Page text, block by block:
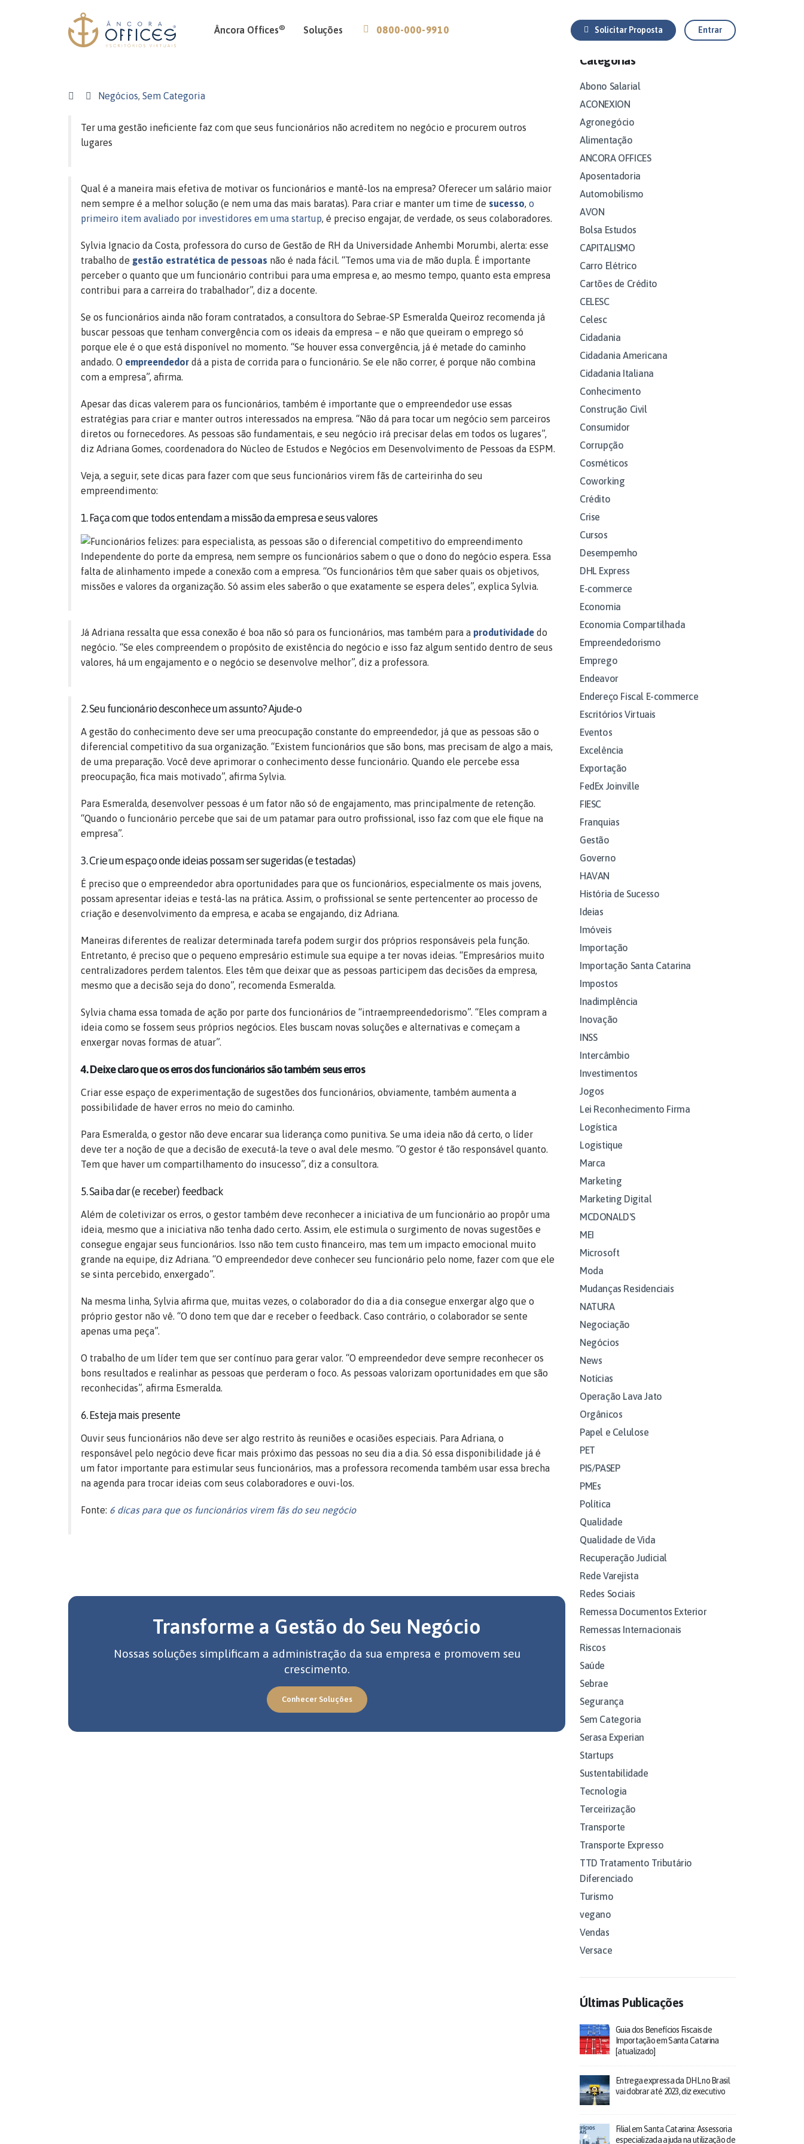
Âncora Offices® Soluções 0800-000-9910 Solicitar Proposta Entrar
Negócios, Sem Categoria
Ter uma gestão ineficiente faz com que seus funcionários não acreditem no negócio e procurem outros
lugares
Qual é a maneira mais efetiva de motivar os funcionários e mantê-los na empresa? Oferecer um salário maior
nem sempre é a melhor solução (e nem uma das mais baratas). Para criar e manter um time de sucesso, o
primeiro item avaliado por investidores em uma startup, é preciso engajar, de verdade, os seus colaboradores.
Sylvia Ignacio da Costa, professora do curso de Gestão de RH da Universidade Anhembi Morumbi, alerta: esse
trabalho de gestão estratética de pessoas não é nada fácil. “Temos uma via de mão dupla. É importante
perceber o quanto que um funcionário contribui para uma empresa e, ao mesmo tempo, quanto esta empresa
contribui para a carreira do trabalhador”, diz a docente.
Se os funcionários ainda não foram contratados, a consultora do Sebrae-SP Esmeralda Queiroz recomenda já
buscar pessoas que tenham convergência com os ideais da empresa – e não que queiram o emprego só
porque ele é o que está disponível no momento. “Se houver essa convergência, já é metade do caminho
andado. O empreendedor dá a pista de corrida para o funcionário. Se ele não correr, é porque não combina
com a empresa”, afirma.
Apesar das dicas valerem para os funcionários, também é importante que o empreendedor use essas
estratégias para criar e manter outros interessados na empresa. “Não dá para tocar um negócio sem parceiros
diretos ou fornecedores. As pessoas são fundamentais, e seu negócio irá precisar delas em todos os lugares”,
diz Adriana Gomes, coordenadora do Núcleo de Estudos e Negócios em Desenvolvimento de Pessoas da ESPM.
Veja, a seguir, sete dicas para fazer com que seus funcionários virem fãs de carteirinha do seu
empreendimento:
1. Faça com que todos entendam a missão da empresa e seus valores
Independente do porte da empresa, nem sempre os funcionários sabem o que o dono do negócio espera. Essa
falta de alinhamento impede a conexão com a empresa. “Os funcionários têm que saber quais os objetivos,
missões e valores da organização. Só assim eles saberão o que exatamente se espera deles”, explica Sylvia.
Já Adriana ressalta que essa conexão é boa não só para os funcionários, mas também para a produtividade do
negócio. “Se eles compreendem o propósito de existência do negócio e isso faz algum sentido dentro de seus
valores, há um engajamento e o negócio se desenvolve melhor”, diz a professora.
2. Seu funcionário desconhece um assunto? Ajude-o
A gestão do conhecimento deve ser uma preocupação constante do empreendedor, já que as pessoas são o
diferencial competitivo da sua organização. “Existem funcionários que são bons, mas precisam de algo a mais,
de uma preparação. Você deve aprimorar o conhecimento desse funcionário. Quando ele percebe essa
preocupação, fica mais motivado”, afirma Sylvia.
Para Esmeralda, desenvolver pessoas é um fator não só de engajamento, mas principalmente de retenção.
“Quando o funcionário percebe que sai de um patamar para outro profissional, isso faz com que ele fique na
empresa”.
3. Crie um espaço onde ideias possam ser sugeridas (e testadas)
É preciso que o empreendedor abra oportunidades para que os funcionários, especialmente os mais jovens,
possam apresentar ideias e testá-las na prática. Assim, o profissional se sente pertencenter ao processo de
criação e desenvolvimento da empresa, e acaba se engajando, diz Adriana.
Maneiras diferentes de realizar determinada tarefa podem surgir dos próprios responsáveis pela função.
Entretanto, é preciso que o pequeno empresário estimule sua equipe a ter novas ideias. “Empresários muito
centralizadores perdem talentos. Eles têm que deixar que as pessoas participem das decisões da empresa,
mesmo que a decisão seja do dono”, recomenda Esmeralda.
Sylvia chama essa tomada de ação por parte dos funcionários de “intraempreendedorismo”. “Eles compram a
ideia como se fossem seus próprios negócios. Eles buscam novas soluções e alternativas e começam a
enxergar novas formas de atuar”.
4. Deixe claro que os erros dos funcionários são também seus erros
Criar esse espaço de experimentação de sugestões dos funcionários, obviamente, também aumenta a
possibilidade de haver erros no meio do caminho.
Para Esmeralda, o gestor não deve encarar sua liderança como punitiva. Se uma ideia não dá certo, o líder
deve ter a noção de que a decisão de executá-la teve o aval dele mesmo. “O gestor é tão responsável quanto.
Tem que haver um compartilhamento do insucesso”, diz a consultora.
5. Saiba dar (e receber) feedback
Além de coletivizar os erros, o gestor também deve reconhecer a iniciativa de um funcionário ao propôr uma
ideia, mesmo que a iniciativa não tenha dado certo. Assim, ele estimula o surgimento de novas sugestões e
consegue engajar seus funcionários. Isso não tem custo financeiro, mas tem um impacto emocional muito
grande na equipe, diz Adriana. “O empreendedor deve conhecer seu funcionário pelo nome, fazer com que ele
se sinta percebido, enxergado”.
Na mesma linha, Sylvia afirma que, muitas vezes, o colaborador do dia a dia consegue enxergar algo que o
próprio gestor não vê. “O dono tem que dar e receber o feedback. Caso contrário, o colaborador se sente
apenas uma peça”.
O trabalho de um líder tem que ser contínuo para gerar valor. “O empreendedor deve sempre reconhecer os
bons resultados e realinhar as pessoas que perderam o foco. As pessoas valorizam oportunidades em que são
reconhecidas”, afirma Esmeralda.
6. Esteja mais presente
Ouvir seus funcionários não deve ser algo restrito às reuniões e ocasiões especiais. Para Adriana, o
responsável pelo negócio deve ficar mais próximo das pessoas no seu dia a dia. Só essa disponibilidade já é
um fator importante para estimular seus funcionários, mas a professora recomenda também usar essa brecha
na agenda para trocar ideias com seus colaboradores e ouvi-los.
Fonte: 6 dicas para que os funcionários virem fãs do seu negócio
Transforme a Gestão do Seu Negócio
Nossas soluções simplificam a administração da sua empresa e promovem seu
crescimento.
Conhecer Soluções
Categorias
Abono Salarial
ACONEXION
Agronegócio
Alimentação
ANCORA OFFICES
Aposentadoria
Automobilismo
AVON
Bolsa Estudos
CAPITALISMO
Carro Elétrico
Cartões de Crédito
CELESC
Celesc
Cidadania
Cidadania Americana
Cidadania Italiana
Conhecimento
Construção Civil
Consumidor
Corrupção
Cosméticos
Coworking
Crédito
Crise
Cursos
Desempemho
DHL Express
E-commerce
Economia
Economia Compartilhada
Empreendedorismo
Emprego
Endeavor
Endereço Fiscal E-commerce
Escritórios Virtuais
Eventos
Excelência
Exportação
FedEx Joinville
FIESC
Franquias
Gestão
Governo
HAVAN
História de Sucesso
Ideias
Imóveis
Importação
Importação Santa Catarina
Impostos
Inadimplência
Inovação
INSS
Intercâmbio
Investimentos
Jogos
Lei Reconhecimento Firma
Logística
Logistique
Marca
Marketing
Marketing Digital
MCDONALD'S
MEI
Microsoft
Moda
Mudanças Residenciais
NATURA
Negociação
Negócios
News
Notícias
Operação Lava Jato
Orgânicos
Papel e Celulose
PET
PIS/PASEP
PMEs
Política
Qualidade
Qualidade de Vida
Recuperação Judicial
Rede Varejista
Redes Sociais
Remessa Documentos Exterior
Remessas Internacionais
Riscos
Saúde
Sebrae
Segurança
Sem Categoria
Serasa Experian
Startups
Sustentabilidade
Tecnologia
Terceirização
Transporte
Transporte Expresso
TTD Tratamento Tributário
Diferenciado
Turismo
vegano
Vendas
Versace
Últimas Publicações
Guia dos Benefícios Fiscais de
Importação em Santa Catarina
[atualizado]
Entrega expressa da DHL no Brasil
vai dobrar até 2023, diz executivo
Filial em Santa Catarina: Assessoria
especializada ajuda na utilização de